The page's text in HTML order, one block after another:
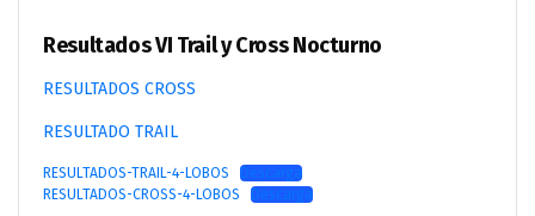
Resultados VI Trail y Cross Nocturno
RESULTADOS CROSS
RESULTADO TRAIL
RESULTADOS-TRAIL-4-LOBOS
Descarga
RESULTADOS-CROSS-4-LOBOS
Descarga